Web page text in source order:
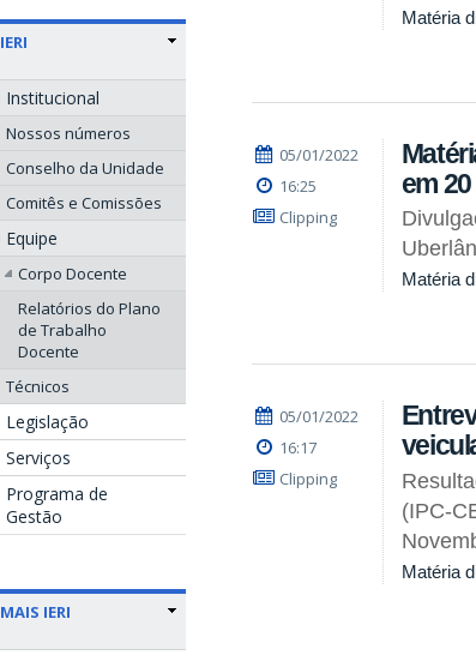
IERI
Institucional
Nossos números
Conselho da Unidade
Comitês e Comissões
Equipe
Corpo Docente
Relatórios do Plano
de Trabalho
Docente
Técnicos
Legislação
Serviços
Programa de
Gestão
MAIS IERI
Matéria
05/01/2022
16:25
Clipping
em
Matéria
05/01/2022
16:17
Clipping
(IPC-
Matéria